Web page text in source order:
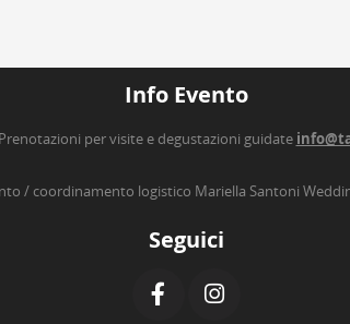
Info Evento
per visite e degustazioni guidate
/ coordinamento logistico Mariella Santoni
Seguici